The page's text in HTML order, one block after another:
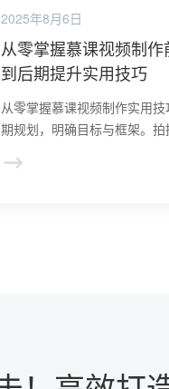
2025年8月6日
从零掌握慕课视频制作
到后期提升实用技巧
从零掌握慕课视频制作实用
期规划，明确目标与框架。
化内容呈现，语言简洁生动，